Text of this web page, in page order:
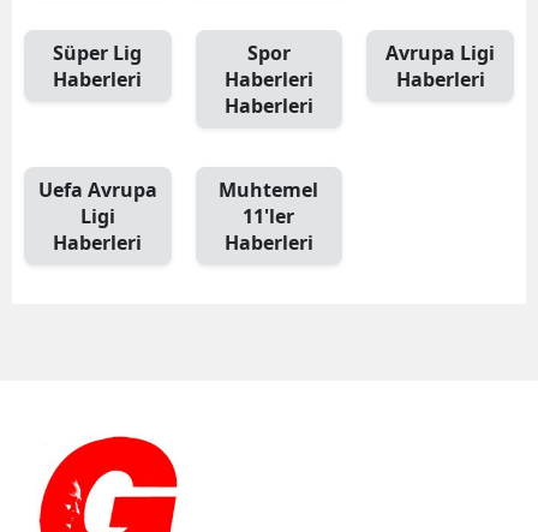
Süper Lig
Haberleri
Spor
Haberleri
Haberleri
Avrupa Ligi
Haberleri
Uefa Avrupa
Ligi
Haberleri
Muhtemel
11'ler
Haberleri